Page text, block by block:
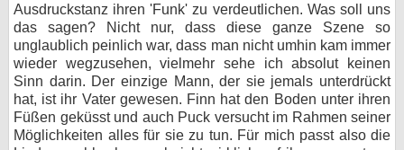
Ausdruckstanz ihren 'Funk' zu verdeutlichen. Was soll uns
das sagen? Nicht nur, dass diese ganze Szene so
unglaublich peinlich war, dass man nicht umhin kam immer
wieder wegzusehen, vielmehr sehe ich absolut keinen
Sinn darin. Der einzige Mann, der sie jemals unterdrückt
hat, ist ihr Vater gewesen. Finn hat den Boden unter ihren
Füßen geküsst und auch Puck versucht im Rahmen seiner
Möglichkeiten alles für sie zu tun. Für mich passt also die